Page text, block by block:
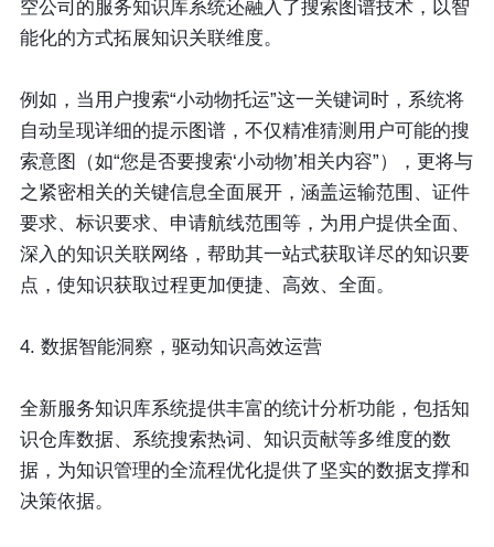
空公司的服务知识库系统还融入了搜索图谱技术，以智
能化的方式拓展知识关联维度。
例如，当用户搜索“小动物托运”这一关键词时，系统将
自动呈现详细的提示图谱，不仅精准猜测用户可能的搜
索意图（如“您是否要搜索‘小动物’相关内容”），更将与
之紧密相关的关键信息全面展开，涵盖运输范围、证件
要求、标识要求、申请航线范围等，为用户提供全面、
深入的知识关联网络，帮助其一站式获取详尽的知识要
点，使知识获取过程更加便捷、高效、全面。
4. 数据智能洞察，驱动知识高效运营
全新服务知识库系统提供丰富的统计分析功能，包括知
识仓库数据、系统搜索热词、知识贡献等多维度的数
据，为知识管理的全流程优化提供了坚实的数据支撑和
决策依据。